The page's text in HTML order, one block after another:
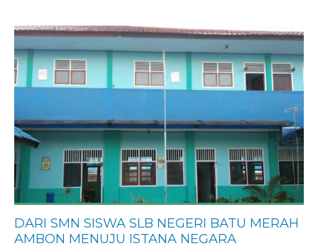
DARI SMN SISWA SLB NEGERI BATU MERAH
AMBON MENUJU ISTANA NEGARA